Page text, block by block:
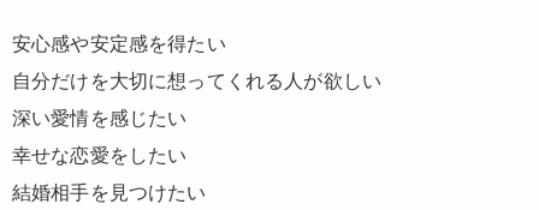
安心感や安定感を得たい
自分だけを大切に想ってくれる人が欲しい
深い愛情を感じたい
幸せな恋愛をしたい
結婚相手を見つけたい